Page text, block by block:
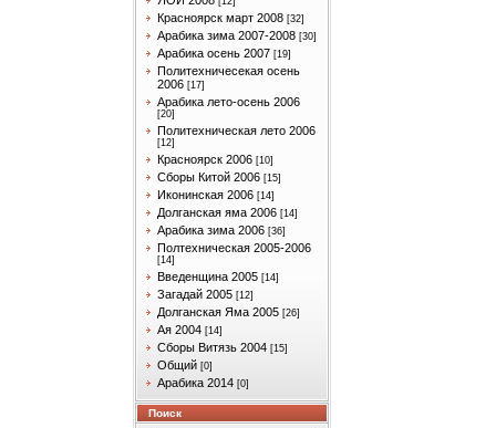
Красноярск март 2008 [32]
Арабика зима 2007-2008 [30]
Арабика осень 2007 [19]
Политехничесекая осень
2006 [17]
Арабика лето-осень 2006
[20]
Политехническая лето 2006
[12]
Красноярск 2006 [10]
Сборы Китой 2006 [15]
Иконинская 2006 [14]
Долганская яма 2006 [14]
Арабика зима 2006 [36]
Полтехническая 2005-2006
[14]
Введенщина 2005 [14]
Загадай 2005 [12]
Долганская Яма 2005 [26]
Ая 2004 [14]
Сборы Витязь 2004 [15]
Общий [0]
Арабика 2014 [0]
Поиск